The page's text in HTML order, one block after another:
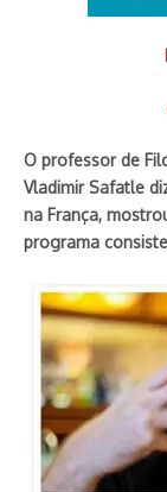
O professor de
Vladimir Safatle
na França,
programa